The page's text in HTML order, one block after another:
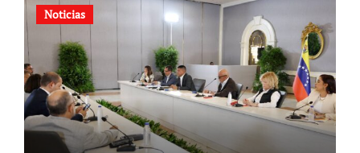
Noticias